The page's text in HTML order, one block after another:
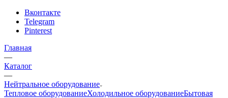
Вконтакте
Telegram
Pinterest
Главная
—
Каталог
—
Нейтральное оборудование
Тепловое оборудованиеХолодильное оборудованиеБытовая